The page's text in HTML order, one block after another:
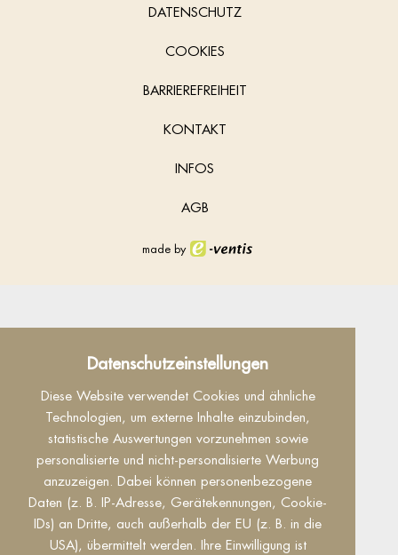
Datenschutzeinstellungen
Diese Website verwendet Cookies und ähnliche
Technologien, um externe Inhalte einzubinden,
statistische Auswertungen vorzunehmen sowie
personalisierte und nicht-personalisierte Werbung
anzuzeigen. Dabei können personenbezogene
Daten (z. B. IP-Adresse, Gerätekennungen, Cookie-
IDs) an Dritte, auch außerhalb der EU (z. B. in die
USA), übermittelt werden. Ihre Einwilligung ist
DATENSCHUTZ
COOKIES
BARRIEREFREIHEIT
KONTAKT
INFOS
AGB
made by
Datenschutz
Dieser Inhalt ist nur sichtbar wenn Sie Cookies
von "Facebook" akzeptieren.
Akzeptieren Einstellungen